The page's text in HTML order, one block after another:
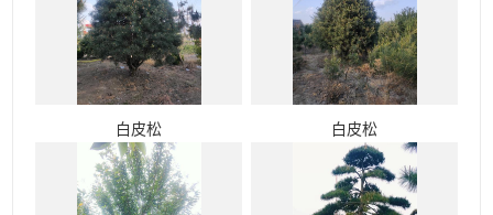
白皮松 白皮松